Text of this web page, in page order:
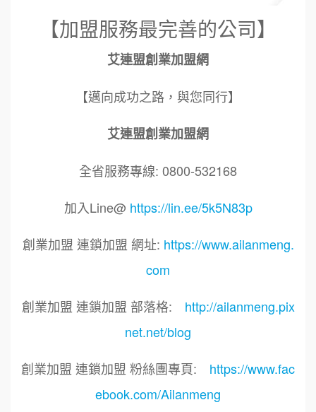
【加盟服務最完善的公司】
艾連盟創業加盟網
【邁向成功之路，與您同行】
艾連盟創業加盟網
全省服務專線: 0800-532168
加入Line@ https://lin.ee/5k5N83p
創業加盟 連鎖加盟 網址: https://www.ailanmeng.
com
創業加盟 連鎖加盟 部落格: http://ailanmeng.pix
net.net/blog
創業加盟 連鎖加盟 粉絲團專頁: https://www.fac
ebook.com/Ailanmeng